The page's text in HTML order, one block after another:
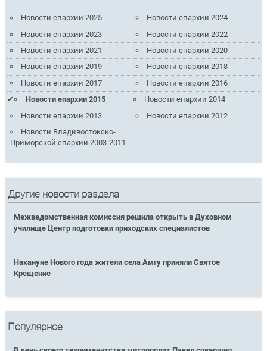
Новости епархии 2025
Новости епархии 2024
Новости епархии 2023
Новости епархии 2022
Новости епархии 2021
Новости епархии 2020
Новости епархии 2019
Новости епархии 2018
Новости епархии 2017
Новости епархии 2016
Новости епархии 2015
Новости епархии 2014
Новости епархии 2013
Новости епархии 2012
Новости Владивостокско-
Приморской епархии 2003-2011
Другие новости раздела
Межведомственная комиссия решила открыть в Духовном
училище Центр подготовки приходских специалистов
Накануне Нового года жители села Амгу приняли Святое
Крещение
Популярное